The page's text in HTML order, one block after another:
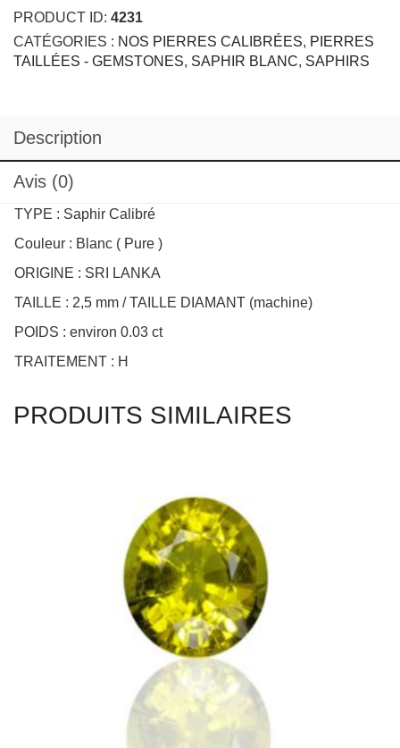
Blanc
PRODUCT ID: 4231
CATÉGORIES : NOS PIERRES CALIBRÉES, PIERRES
TAILLÉES - GEMSTONES, SAPHIR BLANC, SAPHIRS
Description
Avis (0)
TYPE : Saphir Calibré
Couleur : Blanc ( Pure )
ORIGINE : SRI LANKA
TAILLE : 2,5 mm / TAILLE DIAMANT (machine)
POIDS : environ 0.03 ct
TRAITEMENT : H
PRODUITS SIMILAIRES